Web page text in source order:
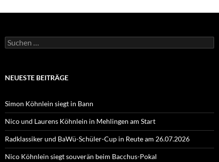
Suchen
nach:
NEUESTE BEITRÄGE
Simon Köhnlein siegt in Bann
Nico und Laurens Köhnlein in Mehlingen am Start
Radklassiker und BaWü-Schüler-Cup in Reute am 26.07.2026
Nico Köhnlein siegt souverän beim Bacchus-Pokal